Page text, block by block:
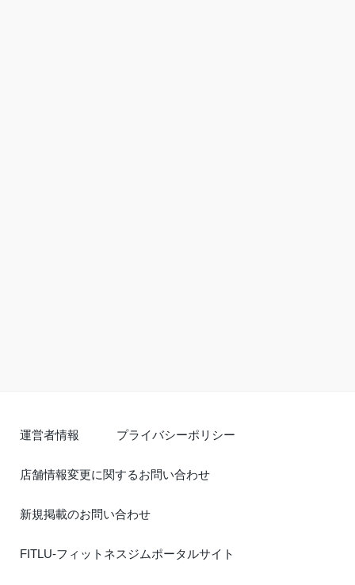
運営者情報 プライバシーポリシー
店舗情報変更に関するお問い合わせ
新規掲載のお問い合わせ
FITLU-フィットネスジムポータルサイト